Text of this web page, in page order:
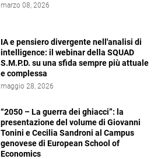
marzo 08, 2026
IA e pensiero divergente nell'analisi di
intelligence: il webinar della SQUAD
S.M.P.D. su una sfida sempre più attuale
e complessa
maggio 28, 2026
“2050 – La guerra dei ghiacci”: la
presentazione del volume di Giovanni
Tonini e Cecilia Sandroni al Campus
genovese di European School of
Economics